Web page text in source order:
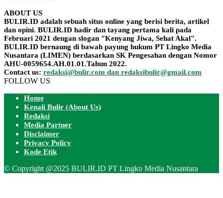
ABOUT US
BULIR.ID adalah sebuah situs online yang berisi berita, artikel
dan opini. BULIR.ID hadir dan tayang pertama kali pada
Februari 2021 dengan slogan "Kenyang Jiwa, Sehat Akal".
BULIR.ID bernaung di bawah payung hukum PT Lingko Media
Nusantara (LIMEN) berdasarkan SK Pengesahan dengan Nomor
AHU-0059654.AH.01.01.Tahun 2022.
Contact us: redaksi@bulir.com dan redaksibulir@gmail.com
FOLLOW US
Home
Kenali Bulir (About Us)
Redaksi
Media Partner
Disclaimer
Privacy Policy
Kode Etik
© Copyright @2025 BULIR.ID PT Lingko Media Nusantara